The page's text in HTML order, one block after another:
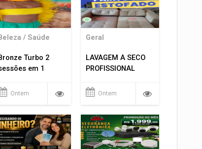
Beleza / Saúde
Turbo 2
em 1
Ontem
Geral
LAVAGEM A SECO
PROFISSIONAL
Ontem